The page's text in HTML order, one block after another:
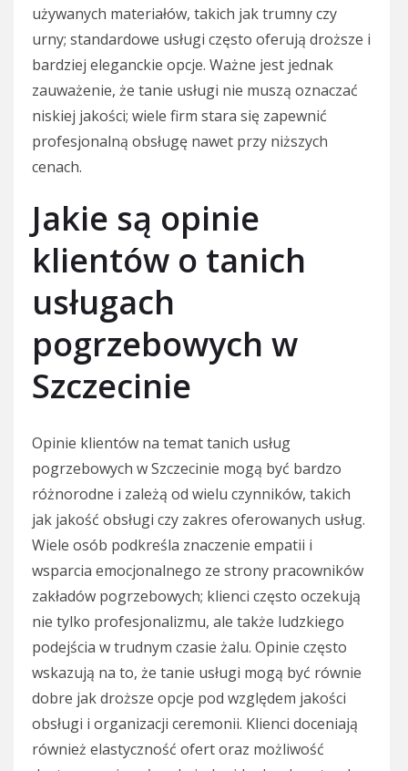
używanych materiałów, takich jak trumny czy
urny; standardowe usługi często oferują droższe i
bardziej eleganckie opcje. Ważne jest jednak
zauważenie, że tanie usługi nie muszą oznaczać
niskiej jakości; wiele firm stara się zapewnić
profesjonalną obsługę nawet przy niższych
cenach.
Jakie są opinie
klientów o tanich
usługach
pogrzebowych w
Szczecinie
Opinie klientów na temat tanich usług
pogrzebowych w Szczecinie mogą być bardzo
różnorodne i zależą od wielu czynników, takich
jak jakość obsługi czy zakres oferowanych usług.
Wiele osób podkreśla znaczenie empatii i
wsparcia emocjonalnego ze strony pracowników
zakładów pogrzebowych; klienci często oczekują
nie tylko profesjonalizmu, ale także ludzkiego
podejścia w trudnym czasie żalu. Opinie często
wskazują na to, że tanie usługi mogą być równie
dobre jak droższe opcje pod względem jakości
obsługi i organizacji ceremonii. Klienci doceniają
również elastyczność ofert oraz możliwość